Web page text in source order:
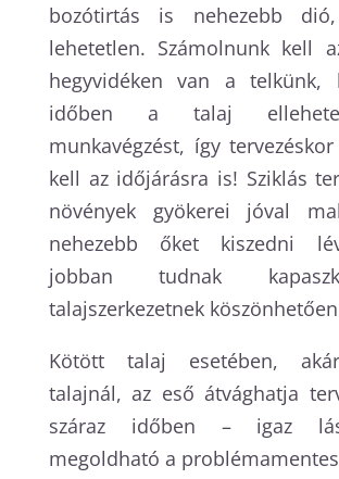
bozótirtás is nehezebb
lehetetlen. Számolnunk kell
hegyvidéken van a telkünk,
időben a talaj
munkavégzést, így
kell az időjárásra is! Sziklás
növények gyökerei jóval
nehezebb őket kiszedni
jobban tudnak
talajszerkezetnek
Kötött talaj esetében,
talajnál, az eső átvághatja
száraz időben – igaz
megoldható a